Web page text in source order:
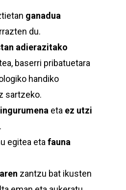
ganadua
du.
adierazitako
baserri pribatuetara
handiko
sartzeko.
ingurumena eta ez utzi
.
egitea eta fauna
zantzu bat ikusten